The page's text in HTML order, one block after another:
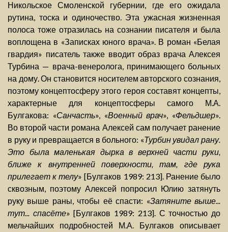
Никольское Смоленской губернии, где его ожидала
рутина, тоска и одиночество. Эта ужасная жизненная
полоса тоже отразилась на сознании писателя и была
воплощена в «Записках юного врача». В роман «Белая
гвардия» писатель также вводит образ врача Алексея
Турбина — врача-венеролога, принимающего больных
на дому. Он становится носителем авторского сознания,
поэтому концептосферу этого героя составят концепты,
характерные для концептосферы самого М.А.
Булгакова: «Санчасть», «Военный врач», «Фельдшер».
Во второй части романа Алексей сам получает ранение
в руку и превращается в больного: «Турбин увидал рану.
Это была маленькая дырка в верхней части руки,
ближе к внутренней поверхности, там, где рука
прилегает к телу» [Булгаков 1989: 213]. Ранение было
сквозным, поэтому Алексей попросил Юлию затянуть
руку выше раны, чтобы её спасти: «Затяните выше...
тут... спасёте» [Булгаков 1989: 213]. С точностью до
мельчайших подробностей М.А. Булгаков описывает